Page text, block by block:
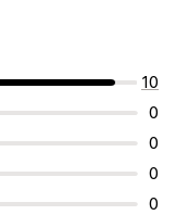
10
0
0
0
0